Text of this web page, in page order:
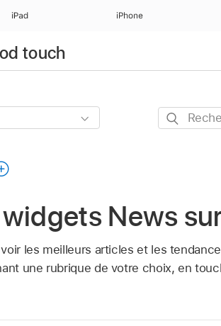
iPad iPhone
touch
Rechercher
News
les meilleurs articles et les
une rubrique de votre choix, en